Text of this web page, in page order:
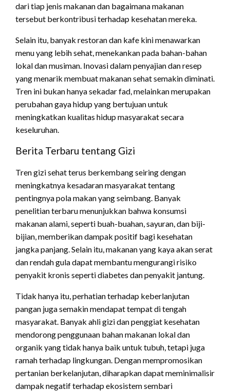
dari tiap jenis makanan dan bagaimana makanan
tersebut berkontribusi terhadap kesehatan mereka.
Selain itu, banyak restoran dan kafe kini menawarkan
menu yang lebih sehat, menekankan pada bahan-bahan
lokal dan musiman. Inovasi dalam penyajian dan resep
yang menarik membuat makanan sehat semakin diminati.
Tren ini bukan hanya sekadar fad, melainkan merupakan
perubahan gaya hidup yang bertujuan untuk
meningkatkan kualitas hidup masyarakat secara
keseluruhan.
Berita Terbaru tentang Gizi
Tren gizi sehat terus berkembang seiring dengan
meningkatnya kesadaran masyarakat tentang
pentingnya pola makan yang seimbang. Banyak
penelitian terbaru menunjukkan bahwa konsumsi
makanan alami, seperti buah-buahan, sayuran, dan biji-
bijian, memberikan dampak positif bagi kesehatan
jangka panjang. Selain itu, makanan yang kaya akan serat
dan rendah gula dapat membantu mengurangi risiko
penyakit kronis seperti diabetes dan penyakit jantung.
Tidak hanya itu, perhatian terhadap keberlanjutan
pangan juga semakin mendapat tempat di tengah
masyarakat. Banyak ahli gizi dan penggiat kesehatan
mendorong penggunaan bahan makanan lokal dan
organik yang tidak hanya baik untuk tubuh, tetapi juga
ramah terhadap lingkungan. Dengan mempromosikan
pertanian berkelanjutan, diharapkan dapat meminimalisir
dampak negatif terhadap ekosistem sembari